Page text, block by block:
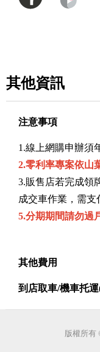
其他資訊
注意事項
1.線上網購申辦須
2.零利率專案依山
3.販售店若完成領
成交車作業，需支
5.分期期間請勿過
其他費用
到店取車/機車托
版權所有